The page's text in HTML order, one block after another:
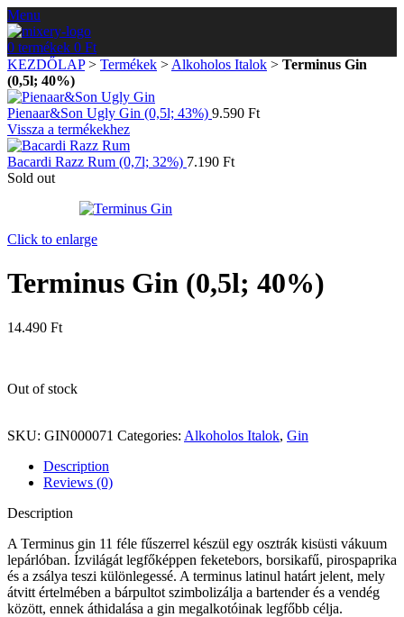
Menu
0 termékek 0 Ft
KEZDŐLAP> Termékek > Alkoholos Italok > Terminus Gin
(0,5l; 40%)
Pienaar&Son Ugly Gin (0,5l; 43%) 9.590 Ft
Vissza a termékekhez
Bacardi Razz Rum (0,7l; 32%) 7.190 Ft
Sold out
Click to enlarge
Terminus Gin (0,5l; 40%)
14.490 Ft
Out of stock
SKU: GIN000071 Categories: Alkoholos Italok, Gin
Description
Reviews (0)
Description
A Terminus gin 11 féle fűszerrel készül egy osztrák kisüsti vákuum
lepárlóban. Ízvilágát legfőképpen feketebors, borsikafű, pirospaprika
és a zsálya teszi különlegessé. A terminus latinul határt jelent, mely
átvitt értelmében a bárpultot szimbolizálja a bartender és a vendég
között, ennek áthidalása a gin megalkotóinak legfőbb célja.